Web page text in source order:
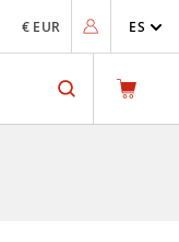
€ EUR ES
Search